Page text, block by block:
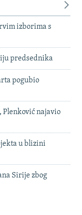
izborima s
predsednika
pogubio
Plenković najavio
u blizini
Sirije zbog